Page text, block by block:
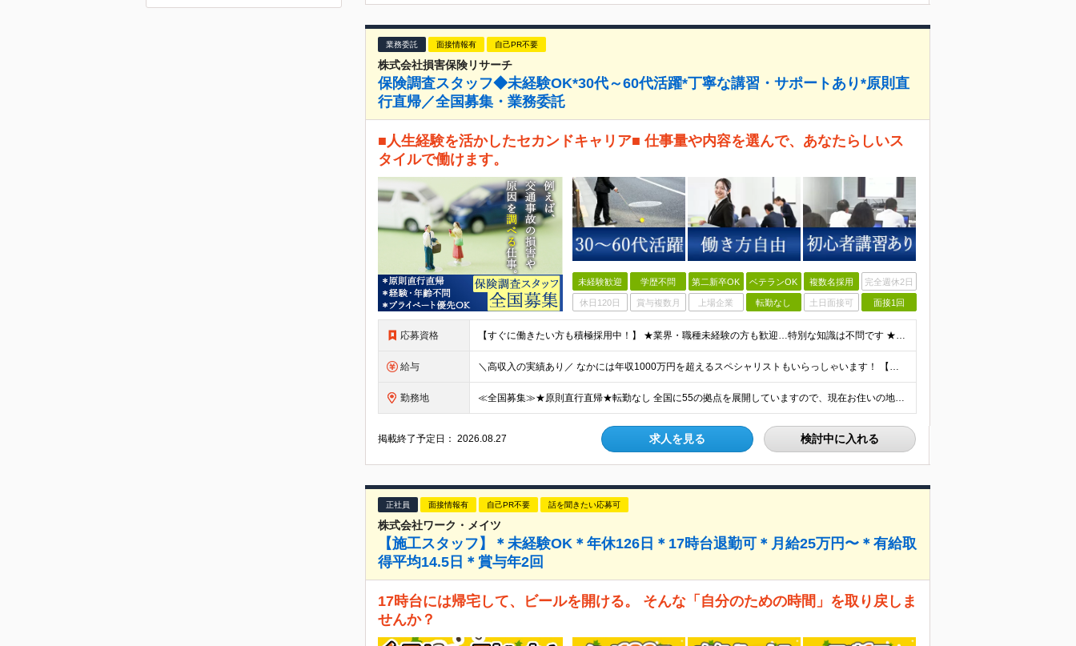
業務委託 面接情報有 自己PR不要
株式会社損害保険リサーチ
保険調査スタッフ◆未経験OK*30代～60代活躍*丁寧な講習・サポートあり*原則直
行直帰／全国募集・業務委託
■人生経験を活かしたセカンドキャリア■ 仕事量や内容を選んで、あなたらしいス
タイルで働けます。
未経験歓迎 学歴不問 第二新卒OK ベテランOK 複数名採用 完全週休2日
休日120日 賞与複数月 上場企業 転勤なし 土日面接可 面接1回
応募資格 【すぐに働きたい方も積極採用中！】 ★業界・職種未経験の方も歓迎…特別な知識は不問です ★年齢不問…40代50代を中心に幅広い年齢層の方が活躍中です ※学歴不問 ≪異業種出身の未経験者も活躍していま
給与 ＼高収入の実績あり／ なかには年収1000万円を超えるスペシャリストもいらっしゃいます！ 【完全出来高報酬制】 ★仕事に慣れるまで収入をサポート 1か月目：報酬が通常の2倍 2か月目：報酬が通常の1
勤務地 ≪全国募集≫★原則直行直帰★転勤なし 全国に55の拠点を展開していますので、現在お住いの地域で働けます。また、原則直行直帰で調査を行い、レポート作成はご自宅にて行うことができるため、自分のペースで働け
掲載終了予定日：2026.08.27 求人を見る 検討中に入れる
正社員 面接情報有 自己PR不要 話を聞きたい応募可
株式会社ワーク・メイツ
【施工スタッフ】＊未経験OK＊年休126日＊17時台退勤可＊月給25万円〜＊有給取
得平均14.5日＊賞与年2回
17時台には帰宅して、ビールを開ける。 そんな「自分のための時間」を取り戻しま
せんか？